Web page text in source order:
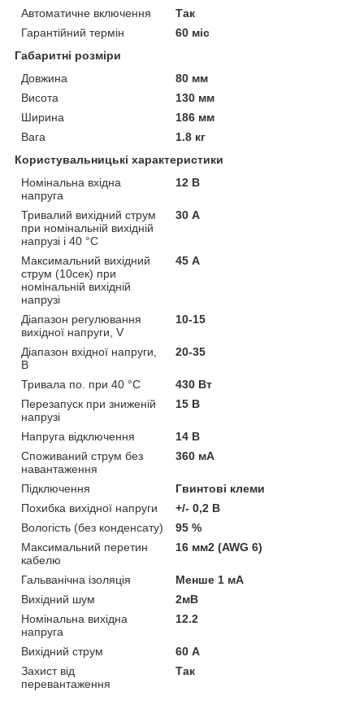
Автоматичне включення
Так
Гарантійний термін
60 міс
Габаритні розміри
Довжина
80 мм
Висота
130 мм
Ширина
186 мм
Вага
1.8 кг
Користувальницькі характеристики
Номінальна вхідна
напруга
12 В
Тривалий вихідний струм
при номінальній вихідній
напрузі і 40 °C
30 А
Максимальний вихідний
струм (10сек) при
номінальній вихідній
напрузі
45 А
Діапазон регулювання
вихідної напруги, V
10-15
Діапазон вхідної напруги,
В
20-35
Тривала по. при 40 °C
430 Вт
Перезапуск при зниженій
напрузі
15 В
Напруга відключення
14 В
Споживаний струм без
навантаження
360 мА
Підключення
Гвинтові клеми
Похибка вихідної напруги
+/- 0,2 В
Вологість (без конденсату)
95 %
Максимальний перетин
кабелю
16 мм2 (AWG 6)
Гальванічна ізоляція
Менше 1 мА
Вихідний шум
2мВ
Номінальна вихідна
напруга
12.2
Вихідний струм
60 А
Захист від
перевантаження
Так